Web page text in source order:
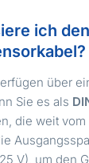
ich
über
Sie es als
die weit
V), um den